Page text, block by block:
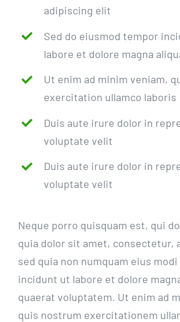
adipiscing elit
Sed do eiusmod tempor
labore et dolore magna
Ut enim ad minim veniam,
exercitation ullamco laboris
Duis aute irure dolor in
voluptate velit
Duis aute irure dolor in
voluptate velit
Neque porro quisquam est, qui
quia dolor sit amet, consectetur,
sed quia non numquam eius
incidunt ut labore et dolore
quaerat voluptatem. Ut enim ad
quis nostrum exercitationem